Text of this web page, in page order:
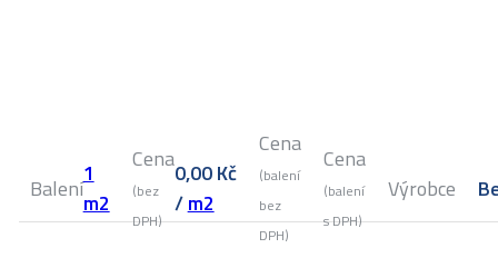
Balení1
m2
Cena
(bez
DPH)
0,00Kč
/m2
Cena
(balení
bez
DPH)
Cena
(balení
s DPH)
Výrobce